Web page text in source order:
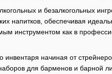
и безалкогольных
напитков, обеспечивая
инструментом как в
начиная от
для барменов и барной